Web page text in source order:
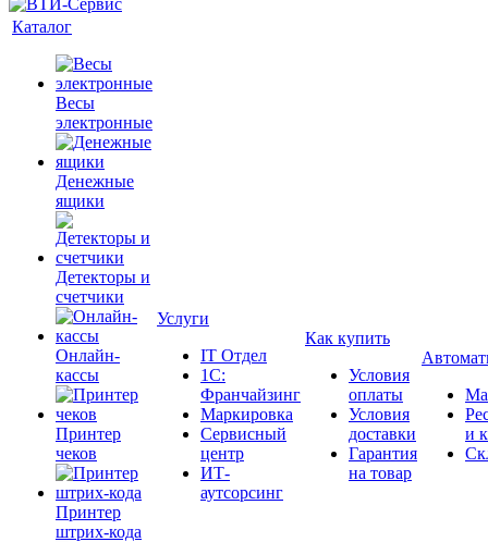
Каталог
Весы
электронные
Денежные
ящики
Детекторы и
счетчики
Онлайн-
кассы
Принтер
чеков
Принтер
штрих-кода
Услуги
IT Отдел
1С:
Франчайзинг
Маркировка
Сервисный
центр
ИТ-
аутсорсинг
Как купить
Условия
оплаты
Условия
доставки
Гарантия
на товар
и